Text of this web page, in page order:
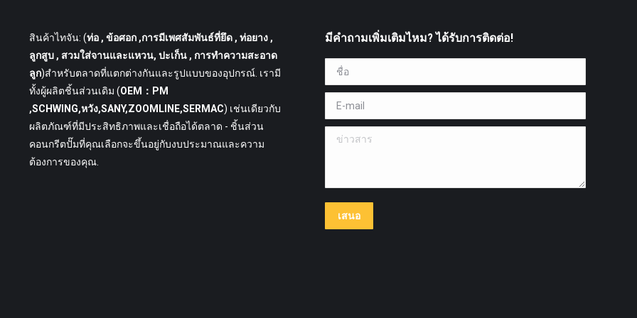
สินค้าไทจัน: (ท่อ, ข้อศอก ,การมีเพศสัมพันธ์ที่ยึด , ท่อยาง ,
ลูกสูบ , สวมใส่จานและแหวน, ปะเก็น , การทำความสะอาด
ลูก)สำหรับตลาดที่แตกต่างกันและรูปแบบของอุปกรณ์. เรามี
ทั้งผู้ผลิตชิ้นส่วนเดิม (OEM：PM
,SCHWING,หวัง,SANY,ZOOMLINE,SERMAC) เช่นเดียวกับ
ผลิตภัณฑ์ที่มีประสิทธิภาพและเชื่อถือได้ตลาด - ชิ้นส่วน
คอนกรีตปั๊มที่คุณเลือกจะขึ้นอยู่กับงบประมาณและความ
ต้องการของคุณ.
มีคำถามเพิ่มเติมไหม? ได้รับการติดต่อ!
ชื่อ *
E-mail *
ข่าวสาร
เสนอ